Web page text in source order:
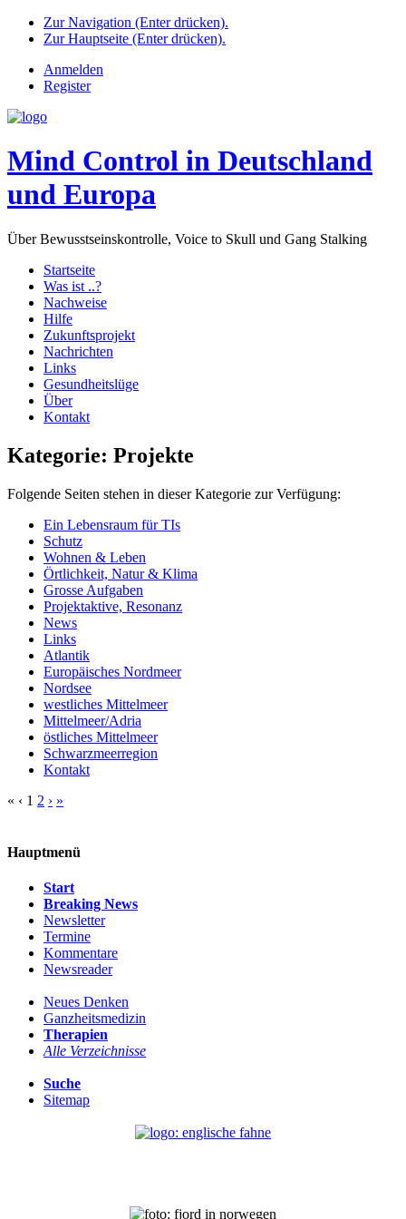
Zur Navigation (Enter drücken).
Zur Hauptseite (Enter drücken).
Anmelden
Register
Mind Control in Deutschland
und Europa
Über Bewusstseinskontrolle, Voice to Skull und Gang Stalking
Startseite
Was ist ..?
Nachweise
Hilfe
Zukunftsprojekt
Nachrichten
Links
Gesundheitslüge
Über
Kontakt
Kategorie: Projekte
Folgende Seiten stehen in dieser Kategorie zur Verfügung:
Ein Lebensraum für TIs
Schutz
Wohnen & Leben
Örtlichkeit, Natur & Klima
Grosse Aufgaben
Projektaktive, Resonanz
News
Links
Atlantik
Europäisches Nordmeer
Nordsee
westliches Mittelmeer
Mittelmeer/Adria
östliches Mittelmeer
Schwarzmeerregion
Kontakt
« ‹ 1 2 › »
Hauptmenü
Start
Breaking News
Newsletter
Termine
Kommentare
Newsreader
Neues Denken
Ganzheitsmedizin
Therapien
Alle Verzeichnisse
Suche
Sitemap